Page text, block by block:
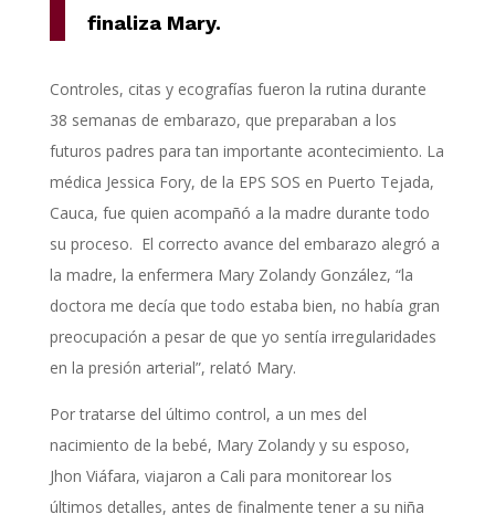
finaliza Mary.
Controles, citas y ecografías fueron la rutina durante
38 semanas de embarazo, que preparaban a los
futuros padres para tan importante acontecimiento. La
médica Jessica Fory, de la EPS SOS en Puerto Tejada,
Cauca, fue quien acompañó a la madre durante todo
su proceso. El correcto avance del embarazo alegró a
la madre, la enfermera Mary Zolandy González, “la
doctora me decía que todo estaba bien, no había gran
preocupación a pesar de que yo sentía irregularidades
en la presión arterial”, relató Mary.
Por tratarse del último control, a un mes del
nacimiento de la bebé, Mary Zolandy y su esposo,
Jhon Viáfara, viajaron a Cali para monitorear los
últimos detalles, antes de finalmente tener a su niña